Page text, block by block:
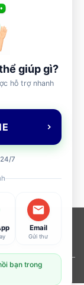
Cash
On
Delivery
giúp gì?
hỗ trợ nhanh
7
Email
Gửi thư
bạn trong